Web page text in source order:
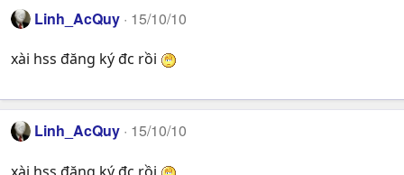
Linh_AcQuy 15/10/10
xài hss đăng ký đc rồi
Linh_AcQuy 15/10/10